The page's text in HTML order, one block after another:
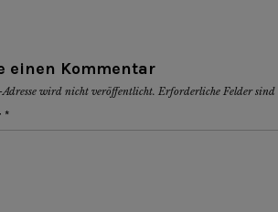
einen Kommentar
wird nicht veröffentlicht. Erforderliche Felder
*